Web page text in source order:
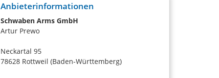
Anbieterinformationen
Schwaben Arms GmbH
Artur Prewo
Neckartal 95
78628 Rottweil (Baden-Württemberg)